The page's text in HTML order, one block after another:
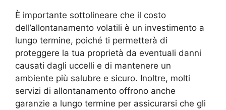
È importante sottolineare che il costo
dell’allontanamento volatili è un investimento a
lungo termine, poiché ti permetterà di
proteggere la tua proprietà da eventuali danni
causati dagli uccelli e di mantenere un
ambiente più salubre e sicuro. Inoltre, molti
servizi di allontanamento offrono anche
garanzie a lungo termine per assicurarsi che gli